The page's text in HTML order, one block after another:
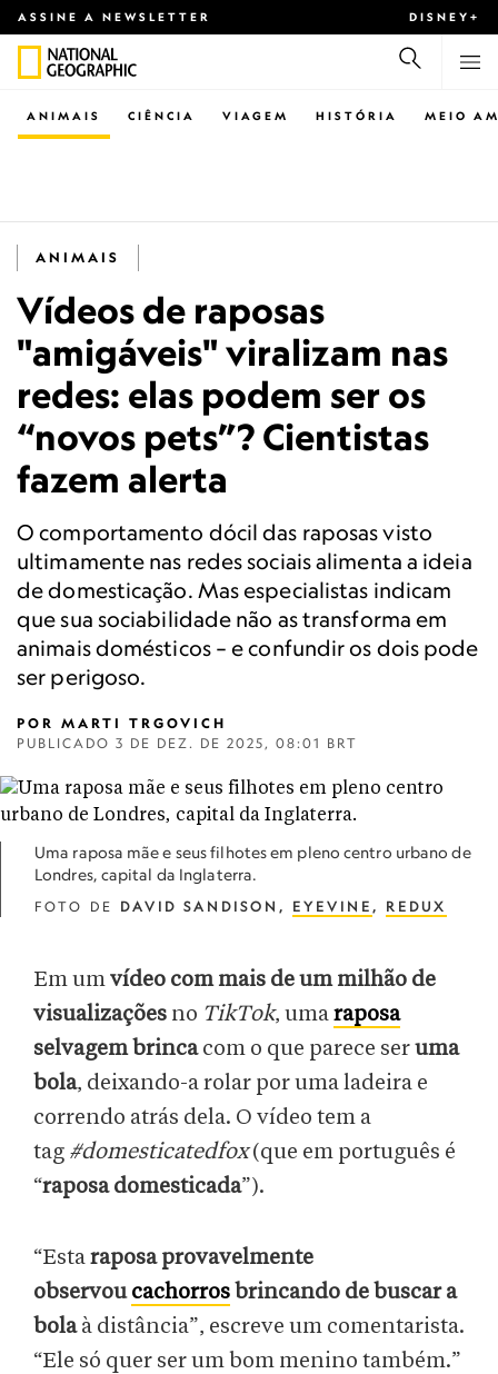
ASSINE A NEWSLETTER DISNEY+
CIÊNCIA VIAGEM
ANIMAIS HISTÓRIA MEIO
ANIMAIS
Vídeos de raposas
"amigáveis" viralizam nas
redes: elas podem ser os
“novos pets”? Cientistas
fazem alerta
O comportamento dócil das raposas visto
ultimamente nas redes sociais alimenta a ideia
de domesticação. Mas especialistas indicam
que sua sociabilidade não as transforma em
animais domésticos – e confundir os dois pode
ser perigoso.
POR MARTI TRGOVICH
PUBLICADO 3 DE DEZ. DE 2025, 08:01 BRT
Uma raposa mãe e seus filhotes em pleno centro urbano de
Londres, capital da Inglaterra.
FOTO DE DAVID SANDISON, EYEVINE , REDUX
Em umvídeo com mais de um milhão de
visualizações no TikTok, umaraposa
selvagem brincacom o que parece seruma
bola, deixando-a rolar por uma ladeira e
correndo atrás dela. O vídeo tem a
tag #domesticatedfox(que em português é
“raposa domesticada”).
“Estaraposa provavelmente
observoucachorros brincando de buscar a
bolaà distância”, escreve um comentarista.
“Ele só quer ser um bom menino também.”